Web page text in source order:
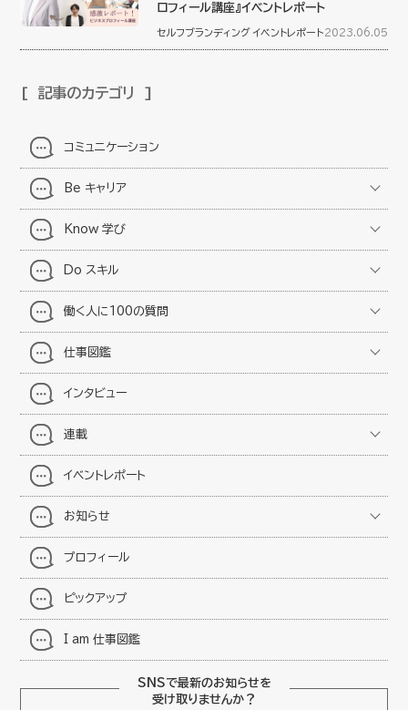
ロフィール講座』イベントレポート
セルフブランディング イベントレポート 2023.06.05
記事のカテゴリ
コミュニケーション
Be キャリア
Know 学び
Do スキル
働く人に100の質問
仕事図鑑
インタビュー
連載
イベントレポート
お知らせ
プロフィール
ピックアップ
I am 仕事図鑑
SNSで最新のお知らせを
受け取りませんか？